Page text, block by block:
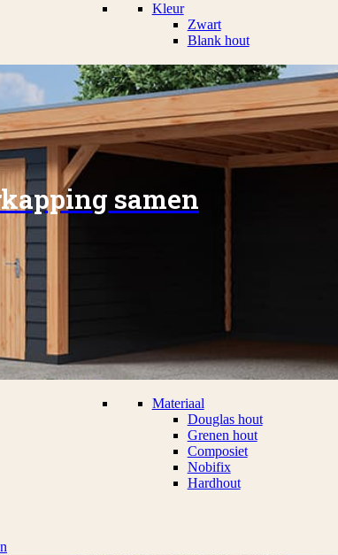
Kleur
Zwart
Blank hout
samen
Materiaal
Douglas hout
Grenen hout
Composiet
Nobifix
Hardhout